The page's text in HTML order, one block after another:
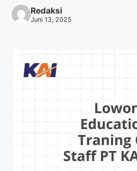
Redaksi
Juni 13, 2025